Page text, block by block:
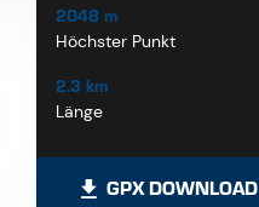
2048 m
Höchster Punkt
2.3 km
Länge
GPX DOWNLOAD